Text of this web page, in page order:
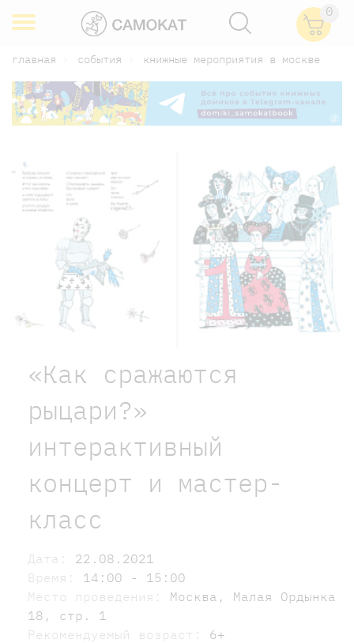
0
главная события книжные мероприятия в москве
«Как сражаются
рыцари?»
интерактивный
концерт и мастер-
класс
Дата: 22.08.2021
Время: 14:00 - 15:00
Место проведения: Москва, Малая Ордынка
18, стр. 1
Рекомендуемый возраст: 6+